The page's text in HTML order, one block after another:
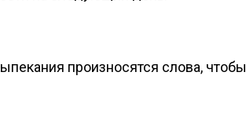
произносятся слова, чтобы